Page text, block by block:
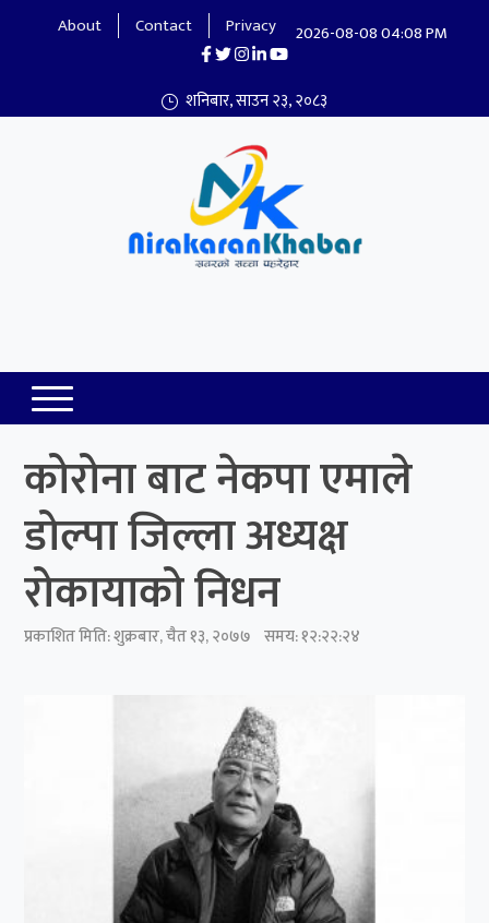
About Contact Privacy 2026-08-08 04:08 PM
शनिबार, साउन २३, २०८३
कोरोना बाट नेकपा एमाले
डोल्पा जिल्ला अध्यक्ष
रोकायाको निधन
प्रकाशित मिति:शुक्रबार, चैत १३, २०७७ समय: १२:२२:२४